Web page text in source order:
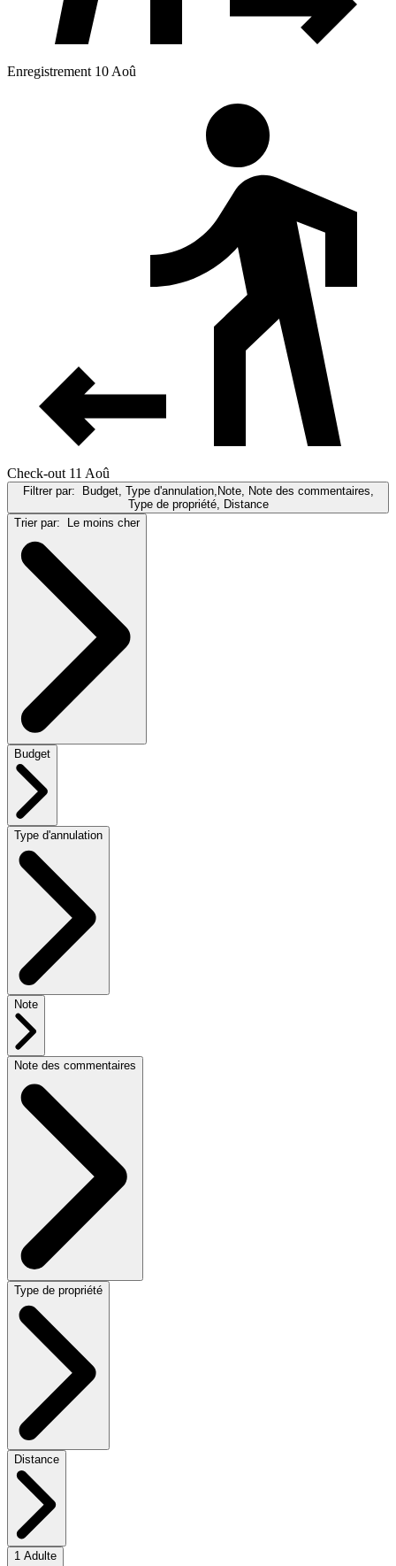
Enregistrement 10 Aoû
Check-out 11 Aoû
Filtrer par:
Budget, Type d'annulation,Note, Note des commentaires,
Type de propriété, Distance
Trier par:
Le moins cher
Budget
Type d'annulation
Note
Note des commentaires
Type de propriété
Distance
1 Adulte